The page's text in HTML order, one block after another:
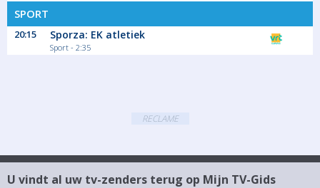
SPORT
20:15 Sporza: EK atletiek
Sport - 2:35
RECLAME
U vindt al uw tv-zenders terug op Mijn TV-Gids